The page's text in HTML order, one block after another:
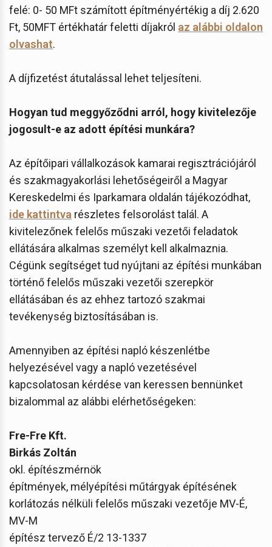
felé: 0- 50 MFt számított építményértékig a díj 2.620
Ft, 50MFT értékhatár feletti díjakról az alábbi oldalon
olvashat.
A díjfizetést átutalással lehet teljesíteni.
Hogyan tud meggyőződni arról, hogy kivitelezője
jogosult-e az adott építési munkára?
Az építőipari vállalkozások kamarai regisztrációjáról
és szakmagyakorlási lehetőségeiről a Magyar
Kereskedelmi és Iparkamara oldalán tájékozódhat,
ide kattintva részletes felsorolást talál. A
kivitelezőnek felelős műszaki vezetői feladatok
ellátására alkalmas személyt kell alkalmaznia.
Cégünk segítséget tud nyújtani az építési munkában
történő felelős műszaki vezetői szerepkör
ellátásában és az ehhez tartozó szakmai
tevékenység biztosításában is.
Amennyiben az építési napló készenlétbe
helyezésével vagy a napló vezetésével
kapcsolatosan kérdése van keressen bennünket
bizalommal az alábbi elérhetőségeken:
Fre-Fre Kft.
Birkás Zoltán
okl. építészmérnök
építmények, mélyépítési műtárgyak építésének
korlátozás nélküli felelős műszaki vezetője MV-É,
MV-M
építész tervező É/2 13-1337